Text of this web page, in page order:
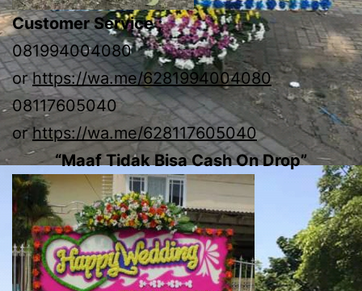
Customer Service ;
081994004080
orhttps://wa.me/6281994004080
08117605040
orhttps://wa.me/628117605040
“Maaf Tidak Bisa Cash On Drop”